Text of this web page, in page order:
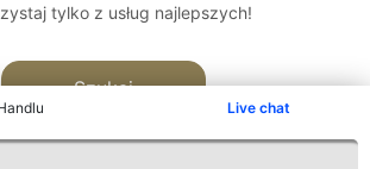
Live chat
tylko z usług najlepszych!
Szukaj